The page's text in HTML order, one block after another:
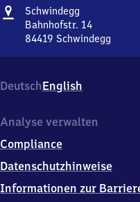
Adresse
Schwindegg
Bahnhofstr. 14
84419 Schwindegg
14,
8
4
9
Schwindegg
DeutschEnglish
Analyse verwalten
Compliance
Datenschutzhinweise
Informationen zur